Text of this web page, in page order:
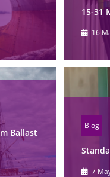
15-31
16
Ballast
Blog
7